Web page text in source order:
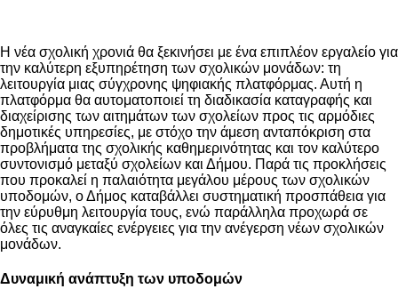
Η νέα σχολική χρονιά θα ξεκινήσει με ένα επιπλέον εργαλείο για
την καλύτερη εξυπηρέτηση των σχολικών μονάδων: τη
λειτουργία μιας σύγχρονης ψηφιακής πλατφόρμας. Αυτή η
πλατφόρμα θα αυτοματοποιεί τη διαδικασία καταγραφής και
διαχείρισης των αιτημάτων των σχολείων προς τις αρμόδιες
δημοτικές υπηρεσίες, με στόχο την άμεση ανταπόκριση στα
προβλήματα της σχολικής καθημερινότητας και τον καλύτερο
συντονισμό μεταξύ σχολείων και Δήμου. Παρά τις προκλήσεις
που προκαλεί η παλαιότητα μεγάλου μέρους των σχολικών
υποδομών, ο Δήμος καταβάλλει συστηματική προσπάθεια για
την εύρυθμη λειτουργία τους, ενώ παράλληλα προχωρά σε
όλες τις αναγκαίες ενέργειες για την ανέγερση νέων σχολικών
μονάδων.
Δυναμική ανάπτυξη των υποδομών